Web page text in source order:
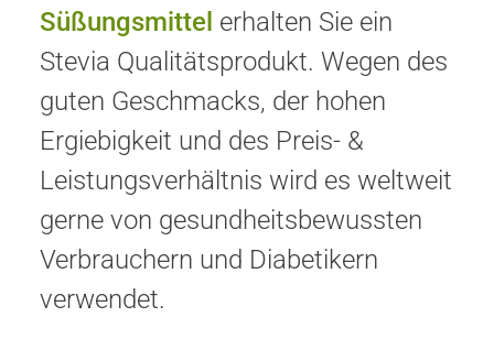
Süßungsmittel erhalten Sie ein
Stevia Qualitätsprodukt. Wegen des
guten Geschmacks, der hohen
Ergiebigkeit und des Preis- &
Leistungsverhältnis wird es weltweit
gerne von gesundheitsbewussten
Verbrauchern und Diabetikern
verwendet.